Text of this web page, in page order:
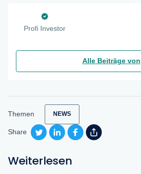
Profi Investor
Alle Beiträge von
Themen NEWS
Share
Weiterlesen